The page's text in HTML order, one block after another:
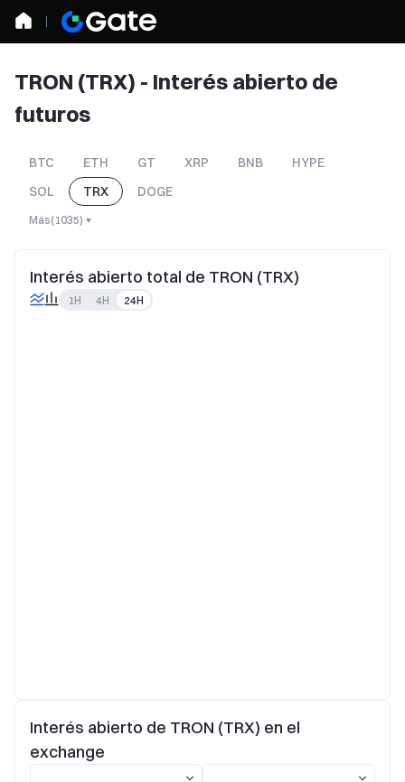
TRON (TRX) - Interés abierto de
futuros
BTC ETH GT XRP BNB
HYPE
SOL
TRX DOGE
Más(1035)
Interés abierto total de TRON (TRX)
1H 4H 24H
Interés abierto de TRON (TRX) en el
exchange